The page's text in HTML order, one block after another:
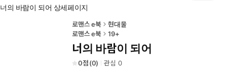
홈
너의 바람이 되어 상세페이지
로맨스 e북
현대물
로맨스 e북
19+
너의 바람이 되어
0 (0) 관심 0